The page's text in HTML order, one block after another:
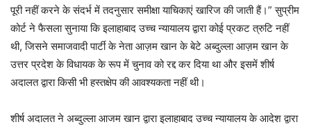
पूरी नहीं करने के संदर्भ में तदनुसार समीक्षा याचिकाएं खारिज की जाती हैं।” सुप्रीम
कोर्ट ने फैसला सुनाया कि इलाहाबाद उच्च न्यायालय द्वारा कोई प्रकट त्रुटि नहीं
थी, जिसने समाजवादी पार्टी के नेता आज़म खान के बेटे अब्दुल्ला आज़म खान के
उत्तर प्रदेश के विधायक के रूप में चुनाव को रद्द कर दिया था और इसमें शीर्ष
अदालत द्वारा किसी भी हस्तक्षेप की आवश्यकता नहीं थी।
शीर्ष अदालत ने अब्दुल्ला आजम खान द्वारा इलाहाबाद उच्च न्यायालय के आदेश द्वारा